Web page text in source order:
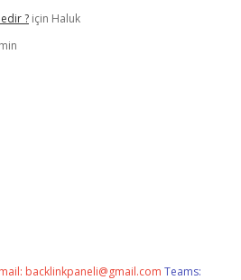
? için Haluk
backlinkpaneli@gmail.com Teams: